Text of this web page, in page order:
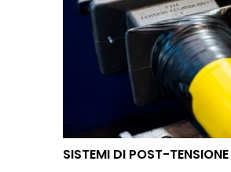
SISTEMI DI POST-TENSIONE